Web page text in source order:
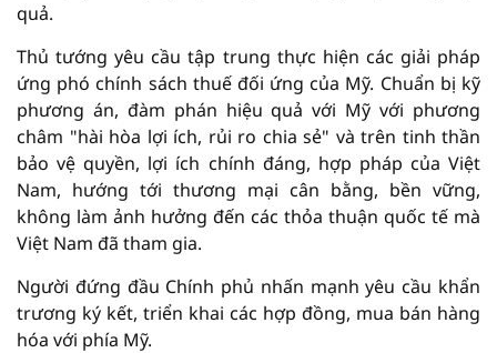
quả.
Thủ tướng yêu cầu tập trung thực hiện các giải pháp
ứng phó chính sách thuế đối ứng của Mỹ. Chuẩn bị kỹ
phương án, đàm phán hiệu quả với Mỹ với phương
châm "hài hòa lợi ích, rủi ro chia sẻ" và trên tinh thần
bảo vệ quyền, lợi ích chính đáng, hợp pháp của Việt
Nam, hướng tới thương mại cân bằng, bền vững,
không làm ảnh hưởng đến các thỏa thuận quốc tế mà
Việt Nam đã tham gia.
Người đứng đầu Chính phủ nhấn mạnh yêu cầu khẩn
trương ký kết, triển khai các hợp đồng, mua bán hàng
hóa với phía Mỹ.